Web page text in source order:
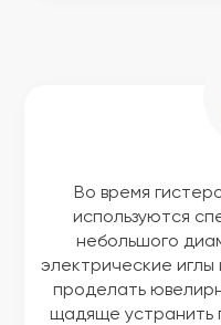
Во время
используются
небольшого
электрические иглы
проделать
щадяще устранить